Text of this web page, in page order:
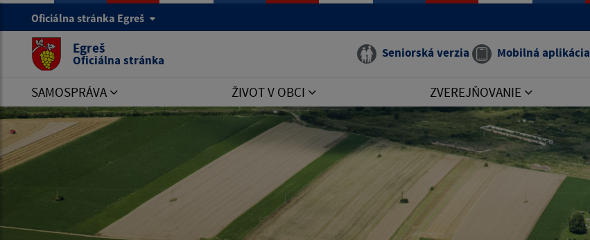
Oficiálna stránka Egreš
Egreš
Oficiálna stránka Seniorská verzia Mobilná aplikácia
SAMOSPRÁVA ŽIVOT V OBCI ZVEREJŇOVANIE